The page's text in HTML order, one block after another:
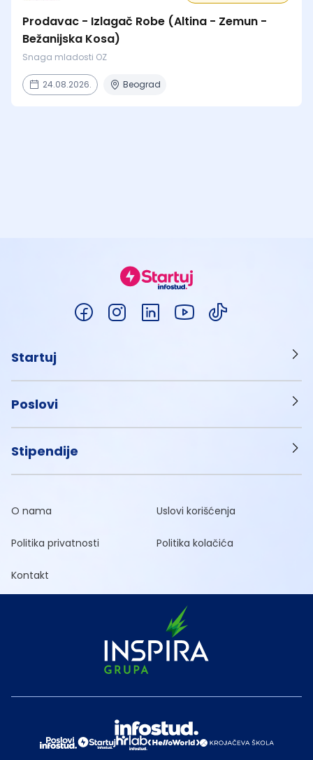
Prodavac - Izlagač Robe (Altina - Zemun -
Bežanijska Kosa)
Snaga mladosti OZ
24.08.2026. Beograd
Startuj
Poslovi
Stipendije
O nama Uslovi korišćenja
Politika privatnosti Politika kolačića
Kontakt